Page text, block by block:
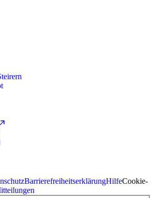
BarrierefreiheitserklärungHilfeCookie-